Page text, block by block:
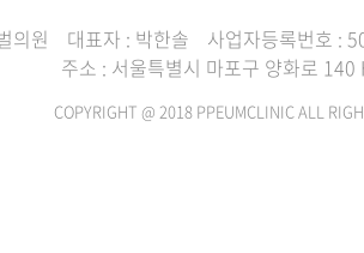
의원 대표자 : 박한솔
사업자등록번호 :
주소 : 서울특별시 마포구 양화로
COPYRIGHT @ 2018 PPEUMCLINIC ALL